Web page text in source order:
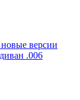
версии
.006